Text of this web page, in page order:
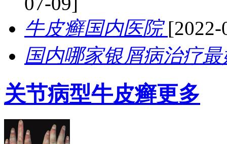
牛皮癣国内医院
国内哪家银屑病治疗
关节病型牛皮癣更多